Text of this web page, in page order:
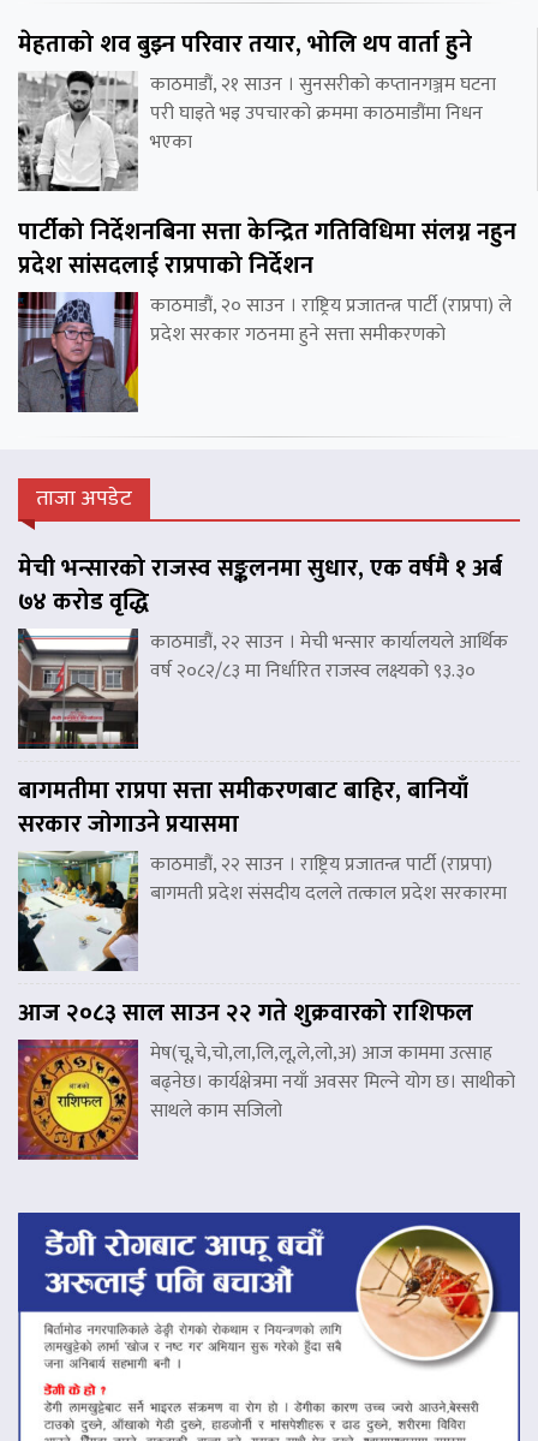
मेहताको शव बुझ्न परिवार तयार, भोलि थप वार्ता हुने
काठमाडौं, २१ साउन । सुनसरीको कप्तानगञ्जम घटना
परी घाइते भइ उपचारको क्रममा काठमाडौंमा निधन
भएका
पार्टीको निर्देशनबिना सत्ता केन्द्रित गतिविधिमा संलग्न नहुन
प्रदेश सांसदलाई राप्रपाको निर्देशन
काठमाडौं, २० साउन । राष्ट्रिय प्रजातन्त्र पार्टी (राप्रपा) ले
प्रदेश सरकार गठनमा हुने सत्ता समीकरणको
ताजा अपडेट
मेची भन्सारको राजस्व सङ्कलनमा सुधार, एक वर्षमै १ अर्ब
७४ करोड वृद्धि
काठमाडौं, २२ साउन । मेची भन्सार कार्यालयले आर्थिक
वर्ष २०८२/८३ मा निर्धारित राजस्व लक्ष्यको ९३.३०
बागमतीमा राप्रपा सत्ता समीकरणबाट बाहिर, बानियाँ
सरकार जोगाउने प्रयासमा
काठमाडौं, २२ साउन । राष्ट्रिय प्रजातन्त्र पार्टी (राप्रपा)
बागमती प्रदेश संसदीय दलले तत्काल प्रदेश सरकारमा
आज २०८३ साल साउन २२ गते शुक्रवारको राशिफल
मेष(चू,चे,चो,ला,लि,लू,ले,लो,अ) आज काममा उत्साह
बढ्नेछ। कार्यक्षेत्रमा नयाँ अवसर मिल्ने योग छ। साथीको
साथले काम सजिलो